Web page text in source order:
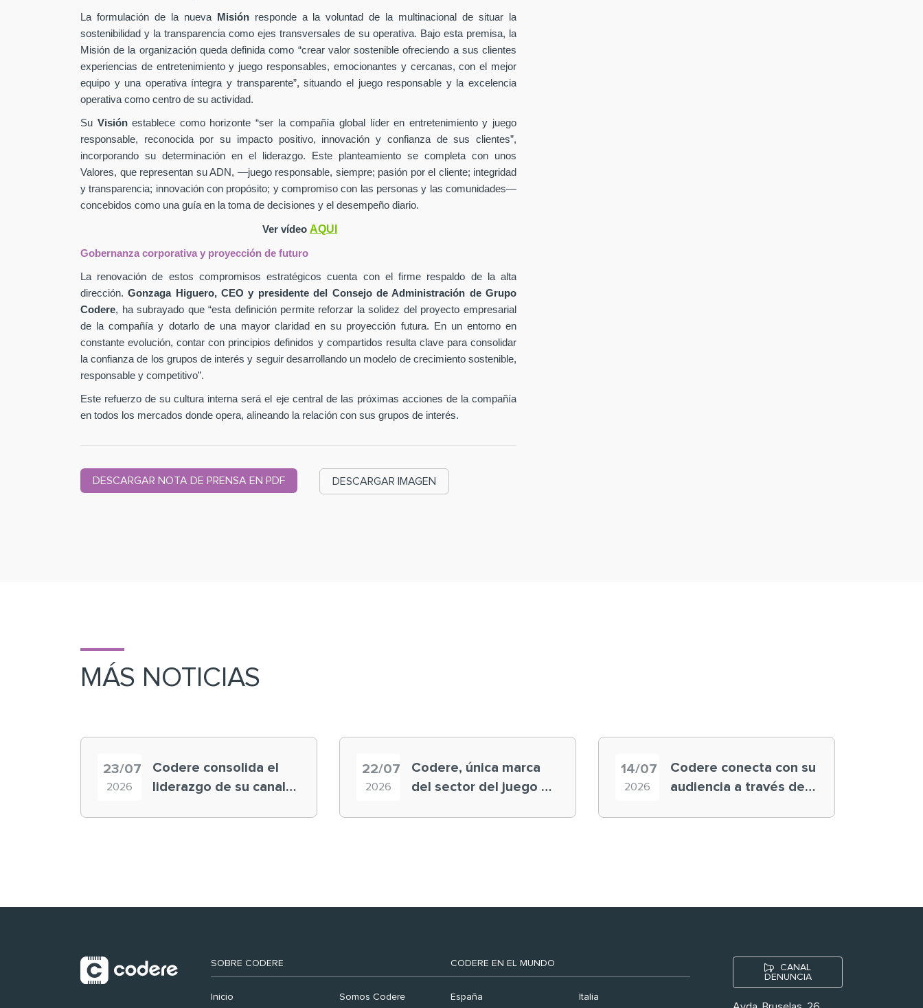
La formulación de la nueva Misión responde a la voluntad de la multinacional de situar la
sostenibilidad y la transparencia como ejes transversales de su operativa. Bajo esta premisa, la
Misión de la organización queda definida como “crear valor sostenible ofreciendo a sus clientes
experiencias de entretenimiento y juego responsables, emocionantes y cercanas, con el mejor
equipo y una operativa íntegra y transparente”, situando el juego responsable y la excelencia
operativa como centro de su actividad.
Su Visiónestablece como horizonte “ser la compañía global líder en entretenimiento y juego
responsable, reconocida por su impacto positivo, innovación y confianza de sus clientes”,
incorporando su determinación en el liderazgo. Este planteamiento se completa con unos
Valores, que representan su ADN, —juego responsable, siempre; pasión por el cliente; integridad
y transparencia; innovación con propósito; y compromiso con las personas y las comunidades—
concebidos como una guía en la toma de decisiones y el desempeño diario.
Ver vídeo AQUI
Gobernanza corporativa y proyección de futuro
La renovación de estos compromisos estratégicos cuenta con el firme respaldo de la alta
dirección.Gonzaga Higuero, CEO y presidente del Consejo de Administración de Grupo
Codere, ha subrayado que “esta definición permite reforzar la solidez del proyecto empresarial
de la compañía y dotarlo de una mayor claridad en su proyección futura. En un entorno en
constante evolución, contar con principios definidos y compartidos resulta clave para consolidar
la confianza de los grupos de interés y seguir desarrollando un modelo de crecimiento sostenible,
responsable y competitivo”.
Este refuerzo de su cultura interna será el eje central de las próximas acciones de la compañía
en todos los mercados donde opera, alineando la relación con sus grupos de interés.
DESCARGAR NOTA DE PRENSA EN PDF DESCARGAR IMAGEN
MÁS NOTICIAS
23/07
2026
Codere consolida el
liderazgo de su canal
22/07
2026
Codere, única marca
del sector del juego en
14/07
2026
Codere conecta con su
audiencia a través de
SOBRE CODERE
Inicio Somos Codere
CODERE EN EL MUNDO
España Italia
CANAL
DENUNCIA